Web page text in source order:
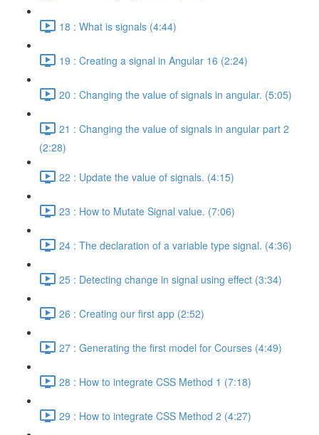
18 : What is signals (4:44)
19 : Creating a signal in Angular 16 (2:24)
20 : Changing the value of signals in angular. (5:05)
21 : Changing the value of signals in angular part 2
(2:28)
22 : Update the value of signals. (4:15)
23 : How to Mutate Signal value. (7:06)
24 : The declaration of a variable type signal. (4:36)
25 : Detecting change in signal using effect (3:34)
26 : Creating our first app (2:52)
27 : Generating the first model for Courses (4:49)
28 : How to integrate CSS Method 1 (7:18)
29 : How to integrate CSS Method 2 (4:27)